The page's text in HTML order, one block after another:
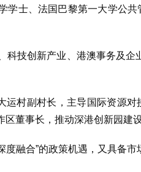
学士、法国巴黎第一大学公
科技创新产业、港澳事务及企
村副村长，主导国际资源
董事长，推动深港创新园建设
融合”的政策机遇，又具备市